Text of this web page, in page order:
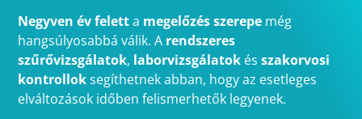
Negyven év feletta megelőzés szerepe még
hangsúlyosabbá válik. A rendszeres
szűrővizsgálatok, laborvizsgálatok ésszakorvosi
kontrolloksegíthetnek abban, hogy az esetleges
elváltozások időben felismerhetők legyenek.